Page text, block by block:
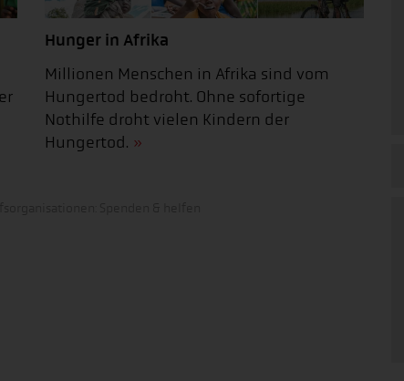
Hunger in Afrika
Millionen Menschen in Afrika sind vom
Hungertod bedroht. Ohne sofortige
Nothilfe droht vielen Kindern der
Hungertod.